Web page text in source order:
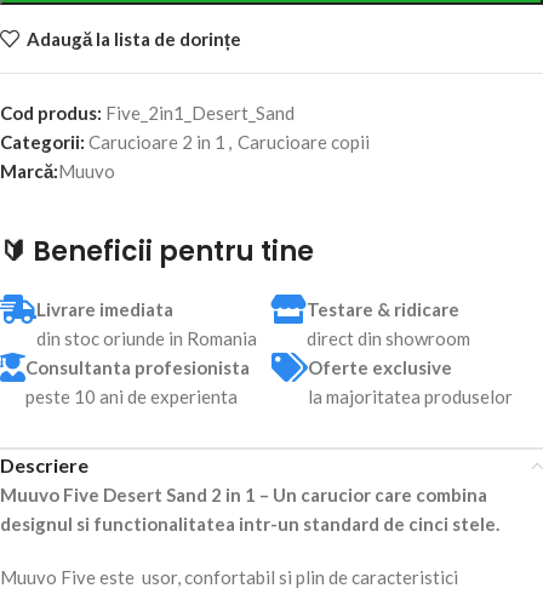
Adaugă la lista de dorințe
Cod produs: Five_2in1_Desert_Sand
Categorii: Carucioare 2 in 1 , Carucioare copii
Marcă:Muuvo
🔰 Beneficii pentru tine
Livrare imediata
din stoc oriunde in Romania
Testare & ridicare
direct din showroom
Consultanta profesionista
peste 10 ani de experienta
Oferte exclusive
la majoritatea produselor
Descriere
Muuvo Five Desert Sand 2 in 1 – Un carucior care combina
designul si functionalitatea intr-un standard de cinci stele.
Muuvo Five este usor, confortabil si plin de caracteristici